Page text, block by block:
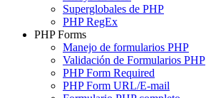
Superglobales de PHP
PHP RegEx
PHP Forms
Manejo de formularios PHP
Validación de Formularios PHP
PHP Form Required
PHP Form URL/E-mail